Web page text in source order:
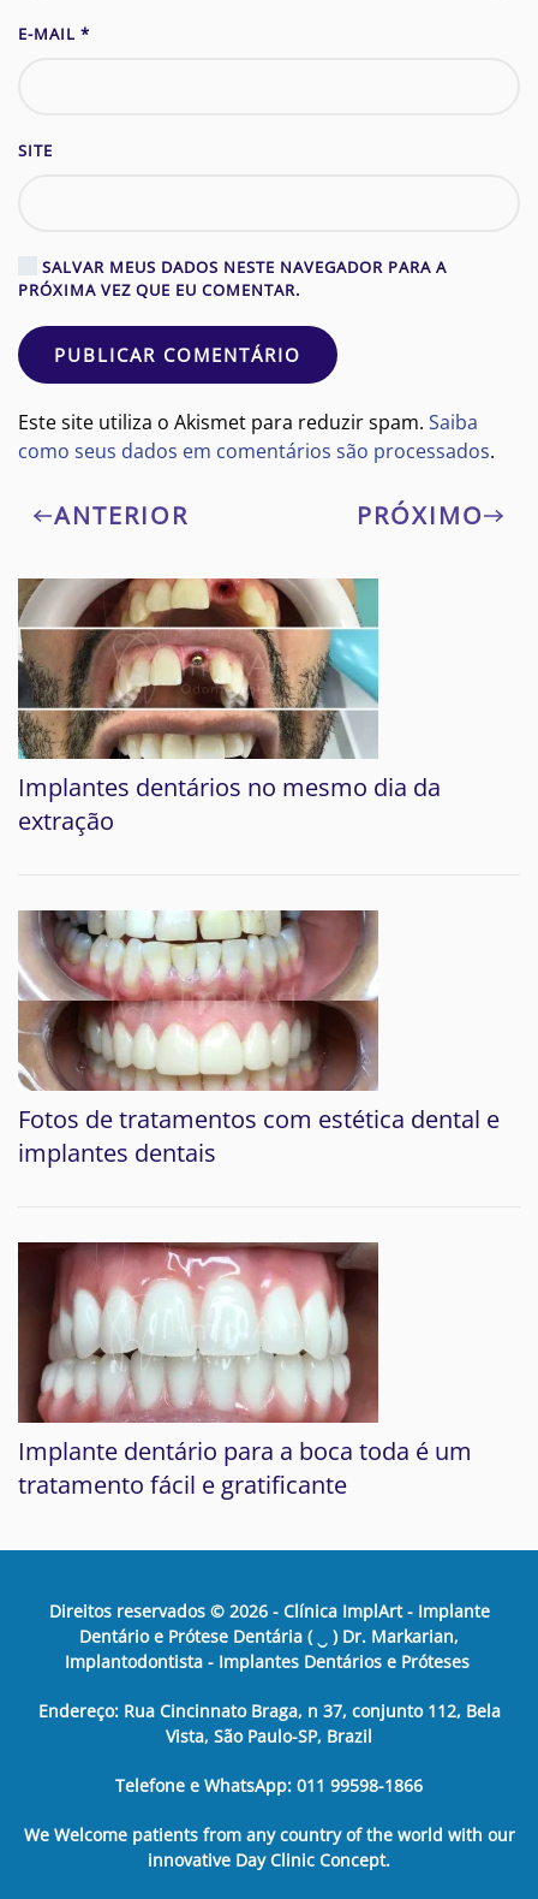
E-MAIL *
SITE
SALVAR MEUS DADOS NESTE NAVEGADOR PARA A
PRÓXIMA VEZ QUE EU COMENTAR.
PUBLICAR COMENTÁRIO
Este site utiliza o Akismet para reduzir spam. Saiba
como seus dados em comentários são processados.
ANTERIOR PRÓXIMO
Implantes dentários no mesmo dia da
extração
Fotos de tratamentos com estética dental e
implantes dentais
Implante dentário para a boca toda é um
tratamento fácil e gratificante
Direitos reservados © 2026- Clínica ImplArt - Implante
Dentário e Prótese Dentária ( ‿ ) Dr. Markarian,
Implantodontista - Implantes Dentários e Próteses
Endereço: Rua Cincinnato Braga, n 37, conjunto 112, Bela
Vista, São Paulo-SP, Brazil
Telefone e WhatsApp: 011 99598-1866
We Welcome patients from any country of the world with our
innovative Day Clinic Concept.